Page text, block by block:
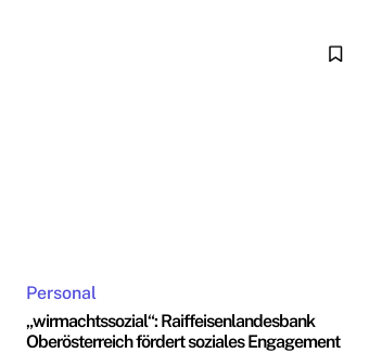
Personal
„wirmachtssozial“: Raiffeisenlandesbank
Oberösterreich fördert soziales Engagement